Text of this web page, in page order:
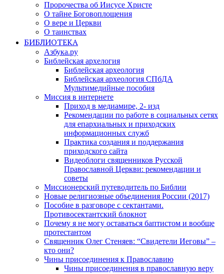
Пророчества об Иисусе Христе
О тайне Боговоплощения
О вере и Церкви
О таинствах
БИБЛИОТЕКА
Азбука.ру
Библейская архелогия
Библейская археология
Библейская археология СПбДА
Мультимедийные пособия
Миссия в интернете
Приход в медиамире, 2- изд
Рекомендации по работе в социальных сетях
для епархиальных и приходских
информационных служб
Практика создания и поддержания
приходского сайта
Видеоблоги священников Русской
Православной Церкви: рекомендации и
советы
Миссионерский путеводитель по Библии
Новые религиозные объединения России (2017)
Пособие в разговоре с сектантами.
Противосектантский блокнот
Почему я не могу оставаться баптистом и вообще
протестантом
Священник Олег Стеняев: “Свидетели Иеговы” –
кто они?
Чины присоединения к Православию
Чины присоединения в православную веру